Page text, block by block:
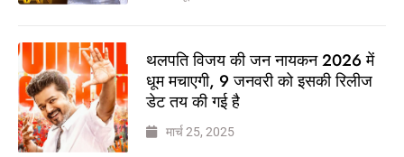
थलपति विजय की जन नायकन 2026 में
धूम मचाएगी, 9 जनवरी को इसकी रिलीज
डेट तय की गई है
मार्च 25, 2025